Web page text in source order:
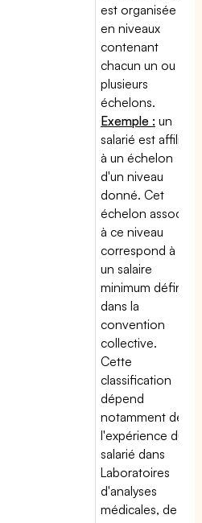
est organisée
en niveaux
contenant
chacun un ou
plusieurs
échelons.
Exemple : un
salarié est affilié
à un échelon
d'un niveau
donné. Cet
échelon associé
à ce niveau
correspond à
un salaire
minimum défini
dans la
convention
collective.
Cette
classification
dépend
notamment de
l'expérience du
salarié dans
Laboratoires
d'analyses
médicales, de